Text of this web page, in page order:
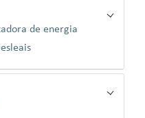
de energia